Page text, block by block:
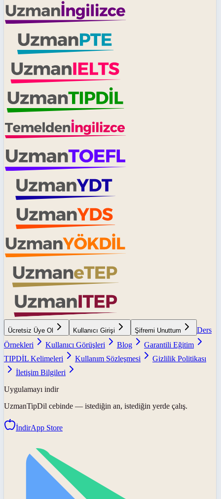
Ücretsiz Üye Ol Kullanıcı Girişi Şifremi Unuttum
Ders
Örnekleri
Kullanıcı Görüşleri Blog
Garantili Eğitim
TIPDİL Kelimeleri
Kullanım Sözleşmesi
Gizlilik Politikası
İletişim Bilgileri
Uygulamayı indir
UzmanTipDil cebinde — istediğin an, istediğin yerde çalış.
İndirApp Store